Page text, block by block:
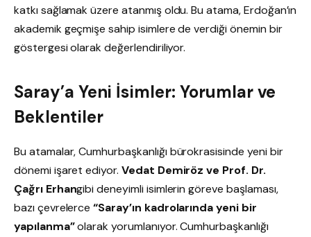
katkı sağlamak üzere atanmış oldu. Bu atama, Erdoğan’ın
akademik geçmişe sahip isimlere de verdiği önemin bir
göstergesi olarak değerlendiriliyor.
Saray’a Yeni İsimler: Yorumlar ve
Beklentiler
Bu atamalar, Cumhurbaşkanlığı bürokrasisinde yeni bir
dönemi işaret ediyor. Vedat Demiröz ve Prof. Dr.
Çağrı Erhangibi deneyimli isimlerin göreve başlaması,
bazı çevrelerce“Saray’ın kadrolarında yeni bir
yapılanma”olarak yorumlanıyor. Cumhurbaşkanlığı